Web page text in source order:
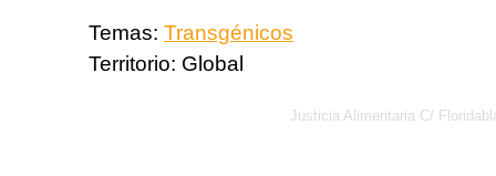
Temas: Transgénicos
Territorio: Global
Justicia Alimentaria C/